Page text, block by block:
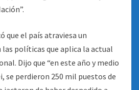
que el país atraviesa un
políticas que aplica la actual
Dijo que “en este año y medio
se perdieron 250 mil puestos de